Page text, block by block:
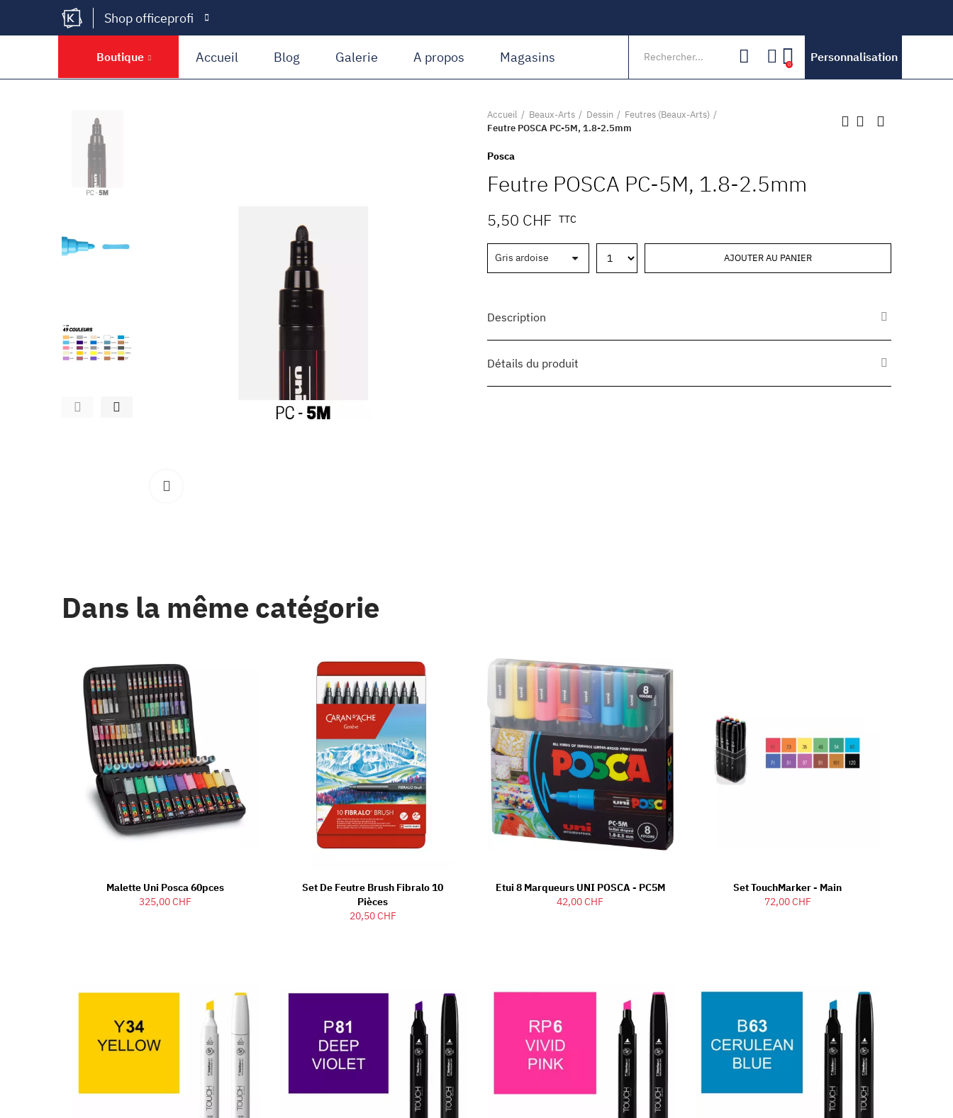
Shop officeprofi
Boutique Accueil Blog Galerie A propos Magasins 0
Personnalisation
Accueil Beaux-Arts Dessin
Feutres (Beaux-Arts)
Feutre POSCA PC-5M, 1.8-2.5mm
Posca
Feutre POSCA PC-5M, 1.8-2.5mm
5,50 CHF TTC
AJOUTER AU PANIER
Description
Détails du produit
Dans la même catégorie
Malette Uni Posca 60pces
325,00 CHF
Set De Feutre Brush Fibralo 10
Pièces
20,50 CHF
Etui 8 Marqueurs UNI POSCA - PC5M
42,00 CHF
Set TouchMarker - Main
72,00 CHF